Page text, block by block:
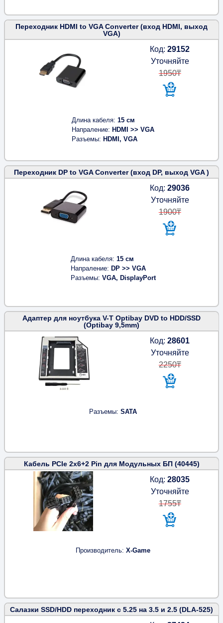
Переходник HDMI to VGA Converter (вход HDMI, выход
VGA)
Код:29152
Уточняйте
1950₸
Длина кабеля 15 см
Напраление
HDMI >> VGA
Разъемы
HDMI, VGA
Переходник DP to VGA Converter (вход DP, выход VGA )
Код:29036
Уточняйте
1900₸
Длина кабеля 15 см
Напраление
DP >> VGA
Разъемы VGA, DisplayPort
Адаптер для ноутбука V-T Optibay DVD to HDD/SSD
(Optibay 9,5mm)
Код:28601
Уточняйте
2250₸
Разъемы SATA
Кабель PCIe 2x6+2 Pin для Модульных БП (40445)
Код:28035
Уточняйте
1755₸
Производитель X-Game
Салазки SSD/HDD переходник с 5.25 на 3.5 и 2.5 (DLA-525)